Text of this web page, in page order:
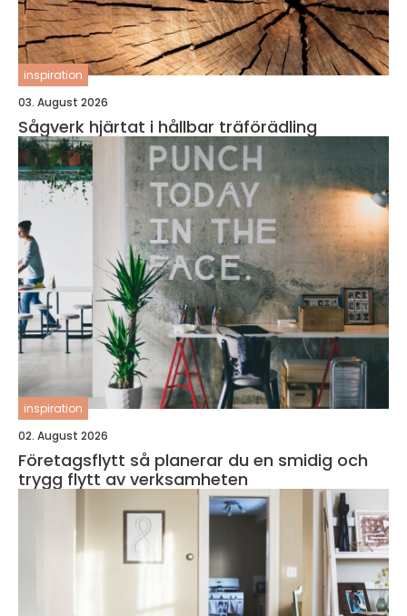
inspiration
03. August 2026
Sågverk hjärtat i hållbar träförädling
inspiration
02. August 2026
Företagsflytt så planerar du en smidig och
trygg flytt av verksamheten